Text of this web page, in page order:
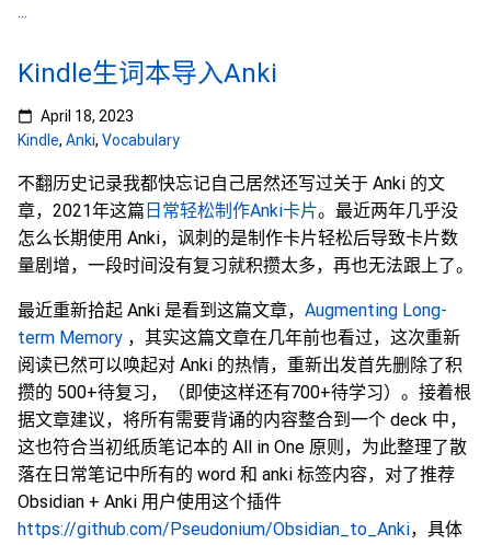
...
Kindle生词本导入Anki
April 18, 2023
Kindle, Anki, Vocabulary
不翻历史记录我都快忘记自己居然还写过关于 Anki 的文
章，2021年这篇 日常轻松制作Anki卡片。最近两年几乎没
怎么长期使用 Anki，讽刺的是制作卡片轻松后导致卡片数
量剧增，一段时间没有复习就积攒太多，再也无法跟上了。
最近重新拾起 Anki 是看到这篇文章， Augmenting Long-
term Memory ，其实这篇文章在几年前也看过，这次重新
阅读已然可以唤起对 Anki 的热情，重新出发首先删除了积
攒的 500+待复习，（即使这样还有700+待学习）。接着根
据文章建议，将所有需要背诵的内容整合到一个 deck 中，
这也符合当初纸质笔记本的 All in One 原则，为此整理了散
落在日常笔记中所有的 word 和 anki 标签内容，对了推荐
Obsidian + Anki 用户使用这个插件
https://github.com/Pseudonium/Obsidian_to_Anki，具体